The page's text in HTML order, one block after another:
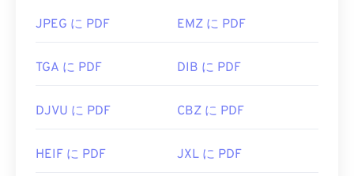
JPEG に PDF EMZ に PDF
TGA に PDF DIB に PDF
DJVU に PDF CBZ に PDF
HEIF に PDF JXL に PDF